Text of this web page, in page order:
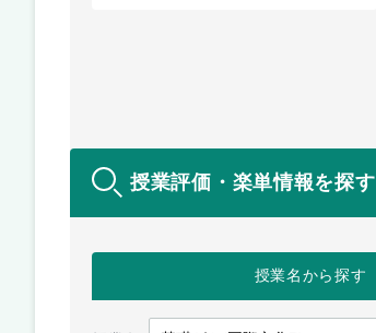
授業評価・楽単情報を探す
授業名から探す